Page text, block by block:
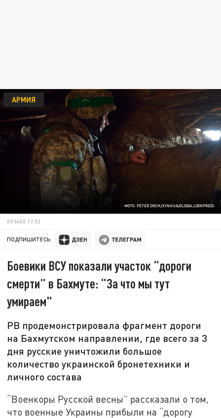
ФОТО: PETER DRUK/XINHUA/GLOBALLOOKPRESS
АРМИЯ
09 МАЯ 17:53
ПОДПИШИТЕСЬ:
Боевики ВСУ показали участок “дороги
смерти” в Бахмуте: “За что мы тут
умираем"
РВ продемонстрировала фрагмент дороги
на Бахмутском направлении, где всего за 3
дня русские уничтожили большое
количество украинской бронетехники и
личного состава
“Военкоры Русской весны” рассказали о том,
что военные Украины прибыли на “дорогу